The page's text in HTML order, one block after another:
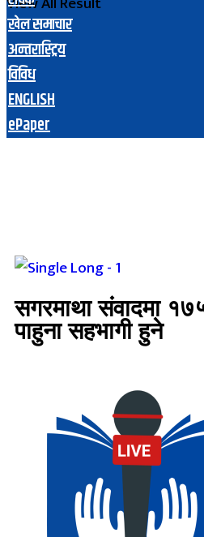
खेल समाचार
अन्तरास्ट्रिय
विविध
ENGLISH
ePaper
सगरमाथा संवादमा
पाहुना सहभागी हुने